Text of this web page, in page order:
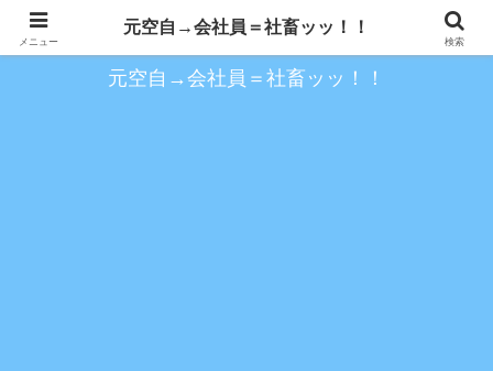
約１０年空自を務め、以降の会社員時代を歩く
元空自→会社員＝社畜ッッ！！
メニュー
元空自→会社員＝社畜ッッ！！
検索